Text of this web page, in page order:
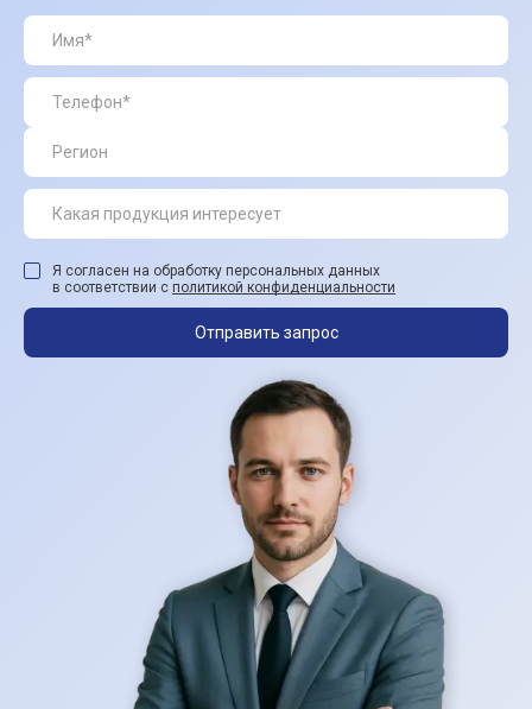
Я согласен на обработку персональных данных
в соответствии с политикой конфиденциальности
Отправить запрос